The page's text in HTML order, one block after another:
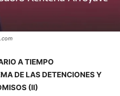
A TIEMPO
DE LAS DETENCIONES Y
(II)